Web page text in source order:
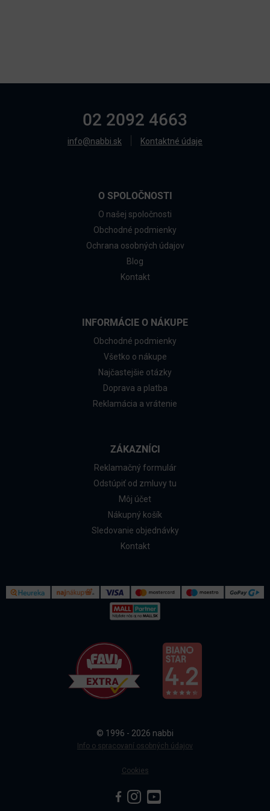
Doprava a platba
Sledovanie objednávky
02 2092 4663
info@nabbi.sk Kontaktné údaje
O SPOLOČNOSTI
O našej spoločnosti
Obchodné podmienky
Ochrana osobných údajov
Blog
Kontakt
INFORMÁCIE O NÁKUPE
Obchodné podmienky
Všetko o nákupe
Najčastejšie otázky
Doprava a platba
Reklamácia a vrátenie
ZÁKAZNÍCI
Reklamačný formulár
Odstúpiť od zmluvy tu
Môj účet
Nákupný košík
Sledovanie objednávky
Kontakt
© 1996 - 2026 nabbi
Info o spracovaní osobných údajov
Cookies